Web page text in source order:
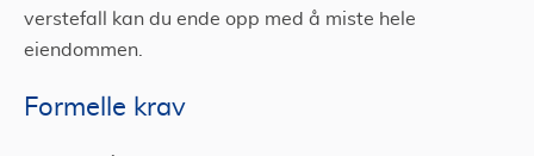
verstefall kan du ende opp med å miste hele
eiendommen.
Formelle krav